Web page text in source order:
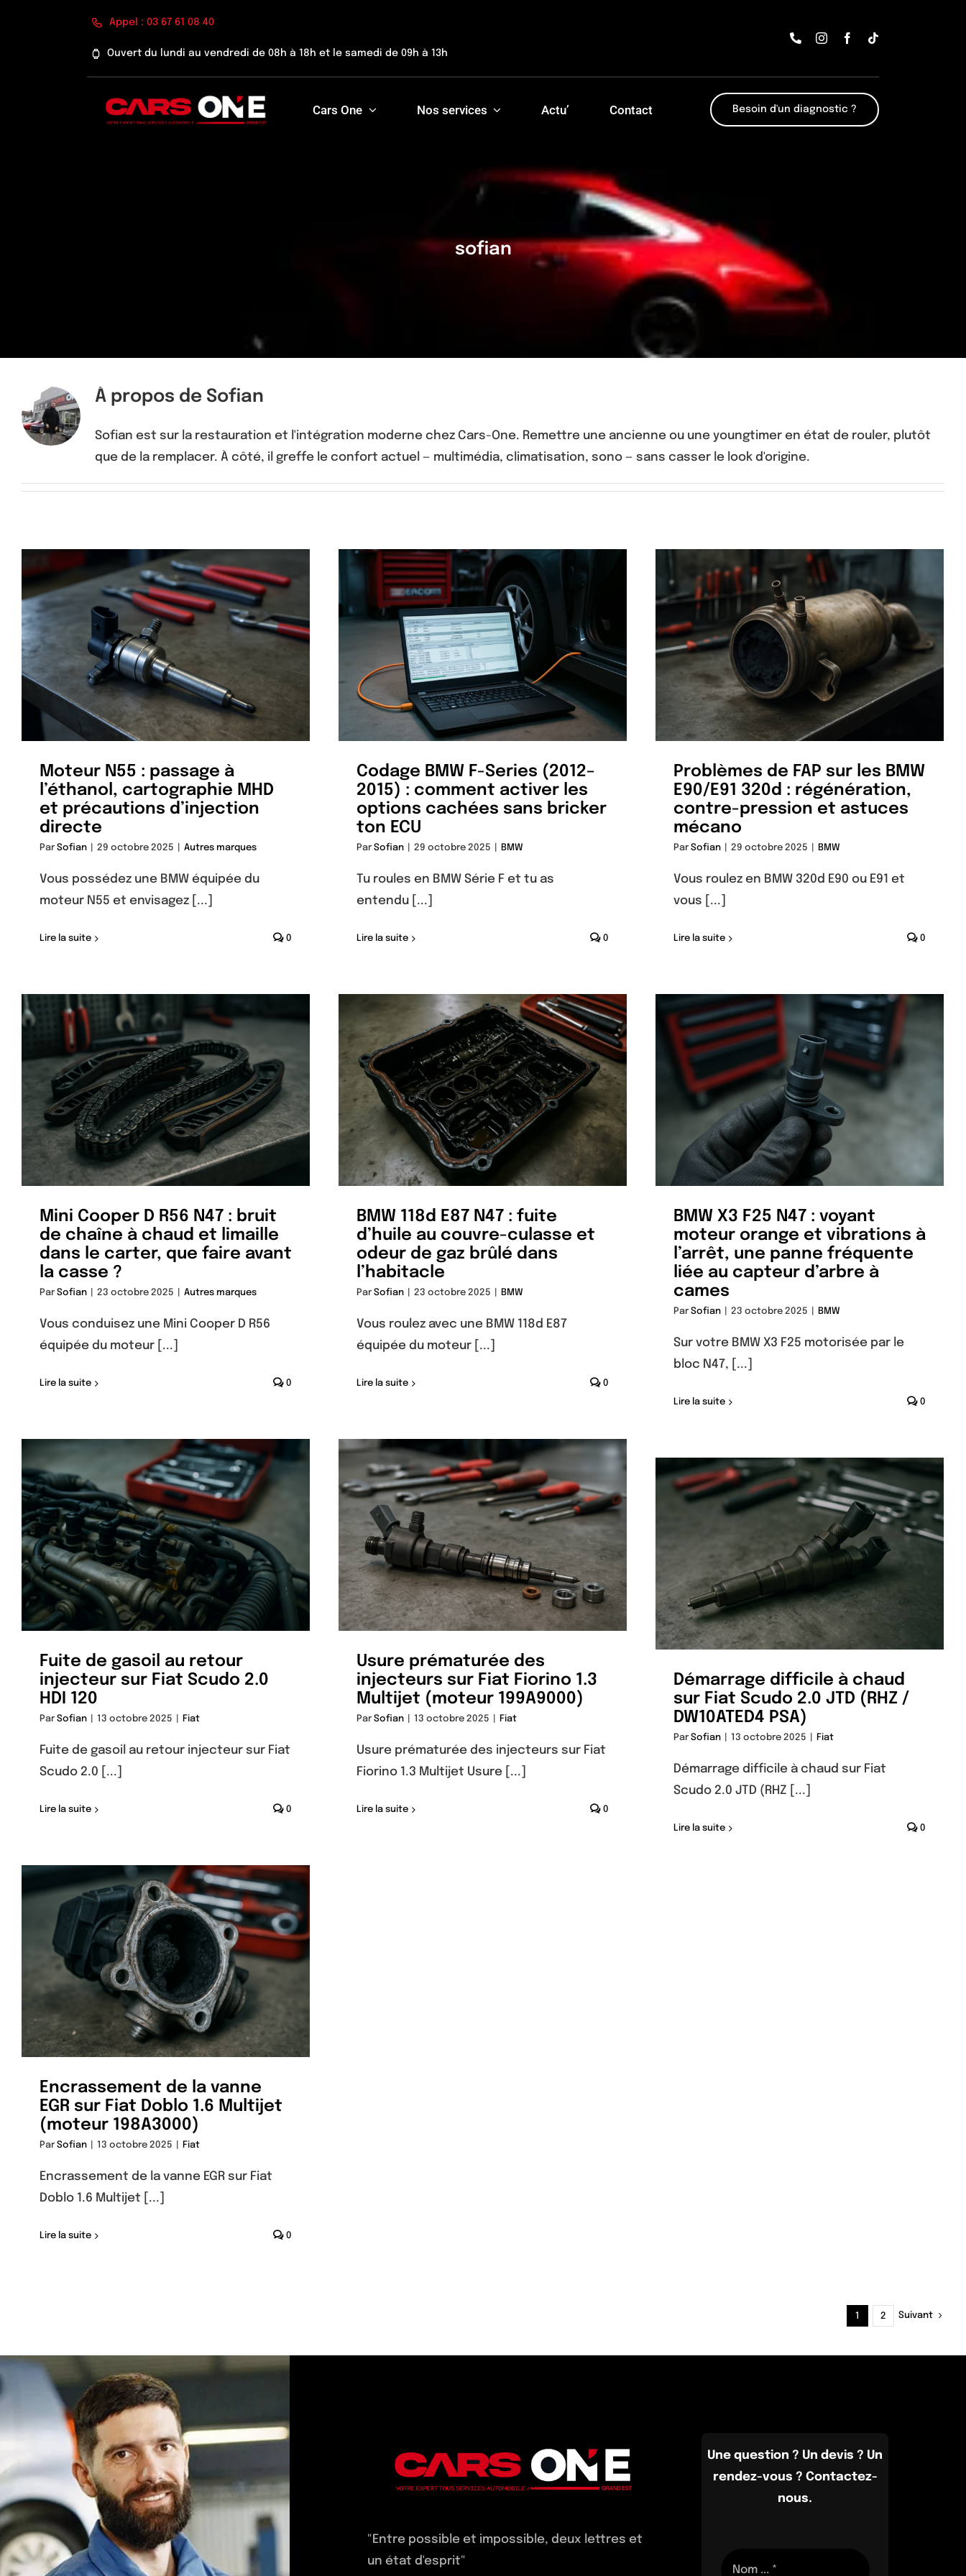
Appel : 03 67 61 08 40
Ouvert du lundi au vendredi de 08h à 18h et le samedi de 09h à 13h
Cars One Nos services Actu’ Contact Besoin d'un diagnostic ?
sofian
À propos de Sofian
Sofian est sur la restauration et l'intégration moderne chez Cars-One. Remettre une ancienne ou une youngtimer en état de rouler, plutôt
que de la remplacer. À côté, il greffe le confort actuel — multimédia, climatisation, sono — sans casser le look d'origine.
Moteur N55 : passage à
l’éthanol, cartographie MHD
et précautions d’injection
directe
ParSofian 29 octobre 2025 Autres marques
Vous possédez une BMW équipée du
moteur N55 et envisagez [...]
Lire la suite 0
Codage BMW F-Series (2012–
2015) : comment activer les
options cachées sans bricker
ton ECU
ParSofian 29 octobre 2025 BMW
Tu roules en BMW Série F et tu as
entendu [...]
Lire la suite 0
Problèmes de FAP sur les BMW
E90/E91 320d : régénération,
contre-pression et astuces
mécano
ParSofian 29 octobre 2025 BMW
Vous roulez en BMW 320d E90 ou E91 et
vous [...]
Lire la suite 0
Mini Cooper D R56 N47 : bruit
de chaîne à chaud et limaille
dans le carter, que faire avant
la casse ?
ParSofian 23 octobre 2025 Autres marques
Vous conduisez une Mini Cooper D R56
équipée du moteur [...]
Lire la suite 0
BMW 118d E87 N47 : fuite
d’huile au couvre-culasse et
odeur de gaz brûlé dans
l’habitacle
ParSofian 23 octobre 2025 BMW
Vous roulez avec une BMW 118d E87
équipée du moteur [...]
Lire la suite 0
BMW X3 F25 N47 : voyant
moteur orange et vibrations à
l’arrêt, une panne fréquente
liée au capteur d’arbre à
cames
ParSofian 23 octobre 2025 BMW
Sur votre BMW X3 F25 motorisée par le
bloc N47, [...]
Lire la suite 0
Fuite de gasoil au retour
injecteur sur Fiat Scudo 2.0
HDI 120
ParSofian 13 octobre 2025 Fiat
Fuite de gasoil au retour injecteur sur Fiat
Scudo 2.0 [...]
Lire la suite 0
Usure prématurée des
injecteurs sur Fiat Fiorino 1.3
Multijet (moteur 199A9000)
ParSofian 13 octobre 2025 Fiat
Usure prématurée des injecteurs sur Fiat
Fiorino 1.3 Multijet Usure [...]
Lire la suite 0
Démarrage difficile à chaud
sur Fiat Scudo 2.0 JTD (RHZ /
DW10ATED4 PSA)
ParSofian 13 octobre 2025 Fiat
Démarrage difficile à chaud sur Fiat
Scudo 2.0 JTD (RHZ [...]
Lire la suite 0
Encrassement de la vanne
EGR sur Fiat Doblo 1.6 Multijet
(moteur 198A3000)
ParSofian 13 octobre 2025 Fiat
Encrassement de la vanne EGR sur Fiat
Doblo 1.6 Multijet [...]
Lire la suite 0
1 2 Suivant
"Entre possible et impossible, deux lettres et
un état d'esprit"
Une question ? Un devis ? Un
rendez-vous ? Contactez-
nous.